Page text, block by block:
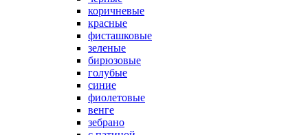
коричневые
красные
фисташковые
зеленые
бирюзовые
голубые
синие
фиолетовые
венге
зебрано